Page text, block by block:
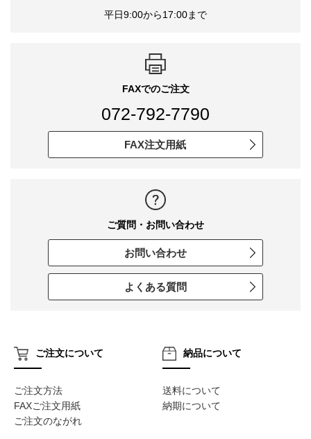
平日9:00から17:00まで
FAXでのご注文
072-792-7790
FAX注文用紙
ご質問・お問い合わせ
お問い合わせ
よくある質問
ご注文について
ご注文方法
FAXご注文用紙
ご注文のながれ
納品について
送料について
納期について